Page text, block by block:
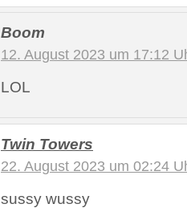
Boom
12. August 2023 um 17:12
LOL
Twin Towers
22. August 2023 um 02:24
sussy wussy